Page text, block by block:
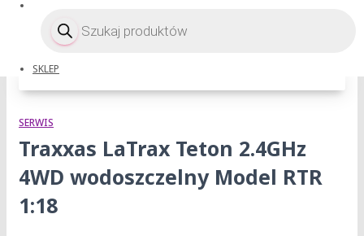
produktów
SKLEP
SERWIS
Traxxas LaTrax Teton 2.4GHz
4WD wodoszczelny Model RTR
1:18